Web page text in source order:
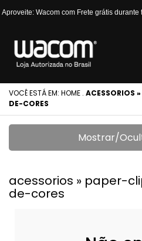
Aproveite: Wacom com Frete grátis
VOCÊ ESTÁ EM: HOME . ACESSORIOS
DE-CORES
Mostrar/
acessorios » paper-
de-cores